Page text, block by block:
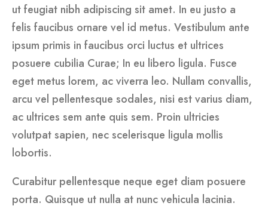
ut feugiat nibh adipiscing sit amet. In eu justo a
felis faucibus ornare vel id metus. Vestibulum ante
ipsum primis in faucibus orci luctus et ultrices
posuere cubilia Curae; In eu libero ligula. Fusce
eget metus lorem, ac viverra leo. Nullam convallis,
arcu vel pellentesque sodales, nisi est varius diam,
ac ultrices sem ante quis sem. Proin ultricies
volutpat sapien, nec scelerisque ligula mollis
lobortis.
Curabitur pellentesque neque eget diam posuere
porta. Quisque ut nulla at nunc vehicula lacinia.